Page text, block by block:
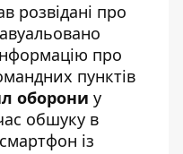
розвідані про
про
пунктів
оборони у
обшуку в
із